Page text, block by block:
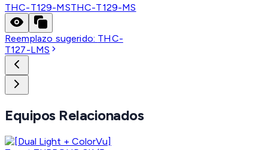
THC-T129-MSTHC-T129-MS
Reemplazo sugerido: THC-
T127-LMS
Equipos Relacionados